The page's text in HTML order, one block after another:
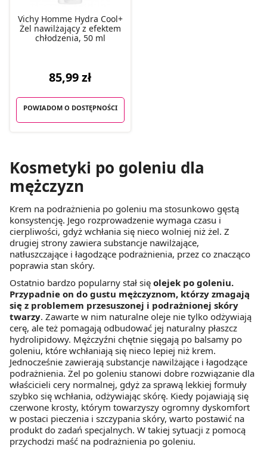
Vichy Homme Hydra Cool+
Żel nawilżający z efektem
chłodzenia, 50 ml
85,99 zł
POWIADOM O DOSTĘPNOŚCI
Kosmetyki po goleniu dla
mężczyzn
Krem na podrażnienia po goleniu ma stosunkowo gęstą
konsystencję. Jego rozprowadzenie wymaga czasu i
cierpliwości, gdyż wchłania się nieco wolniej niż żel. Z
drugiej strony zawiera substancje nawilżające,
natłuszczające i łagodzące podrażnienia, przez co znacząco
poprawia stan skóry.
Ostatnio bardzo popularny stał się olejek po goleniu.
Przypadnie on do gustu mężczyznom, którzy zmagają
się z problemem przesuszonej i podrażnionej skóry
twarzy. Zawarte w nim naturalne oleje nie tylko odżywiają
cerę, ale też pomagają odbudować jej naturalny płaszcz
hydrolipidowy. Mężczyźni chętnie sięgają po balsamy po
goleniu, które wchłaniają się nieco lepiej niż krem.
Jednocześnie zawierają substancje nawilżające i łagodzące
podrażnienia. Żel po goleniu stanowi dobre rozwiązanie dla
właścicieli cery normalnej, gdyż za sprawą lekkiej formuły
szybko się wchłania, odżywiając skórę. Kiedy pojawiają się
czerwone krosty, którym towarzyszy ogromny dyskomfort
w postaci pieczenia i szczypania skóry, warto postawić na
produkt do zadań specjalnych. W takiej sytuacji z pomocą
przychodzi maść na podrażnienia po goleniu.